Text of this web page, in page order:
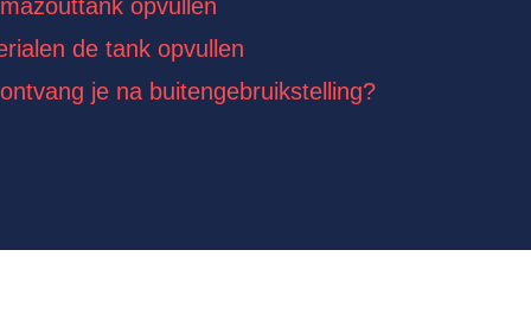
opvullen
de tank opvullen
je na buitengebruikstelling?